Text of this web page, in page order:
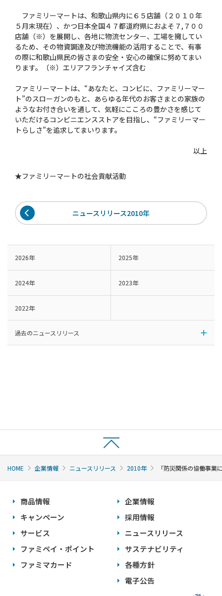
ファミリーマートは、和歌山県内に６５店舗（２０１０年
５月末現在）、かつ日本全国４７都道府県におよそ７,７００
店舗（※）を展開し、各地に物流センター、工場を擁してい
るため、その物資調達及び物流機能の活用することで、有事
の際に和歌山県民の皆さまの安全・安心の確保に努めてまい
ります。（※）エリアフランチャイズ含む
ファミリーマートは、“あなたと、コンビに、ファミリーマー
ト”のスローガンのもと、あらゆる年代のお客さまとの家族の
ようなお付き合いを通して、気軽にこころの豊かさを感じて
いただけるコンビニエンスストアを目指し、“ファミリーマー
トらしさ”を追求してまいります。
以上
★ファミリーマートの社会貢献活動
ニュースリリース2010年
2026年 2025年
2024年 2023年
2022年
過去のニュースリリース
HOME 企業情報 ニュースリリース 2010年 「防災関係の協働事
商品情報
キャンペーン
サービス
ファミペイ・ポイント
ファミマカード
企業情報
採用情報
ニュースリリース
サステナビリティ
各種方針
電子公告